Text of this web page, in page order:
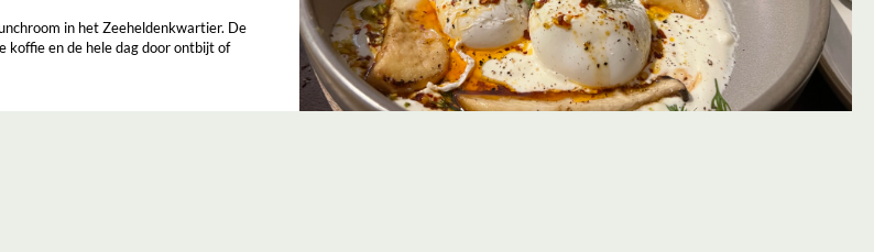
in het Zeeheldenkwartier. De
koffie en de hele dag door ontbijt of